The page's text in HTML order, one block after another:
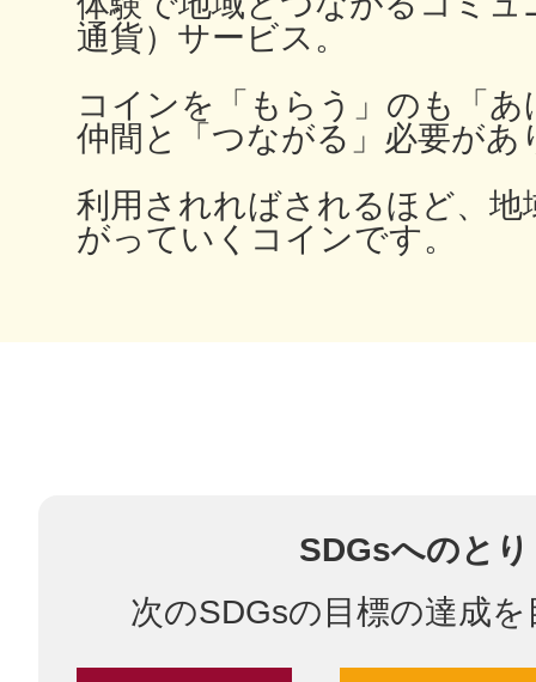
通貨）サービス。
コインを「もらう」のも「
仲間と「つながる」必要があ
利用されればされるほど、地
がっていくコインです。
SDGsへのと
次のSDGsの目標の達成
シモキ
厚木